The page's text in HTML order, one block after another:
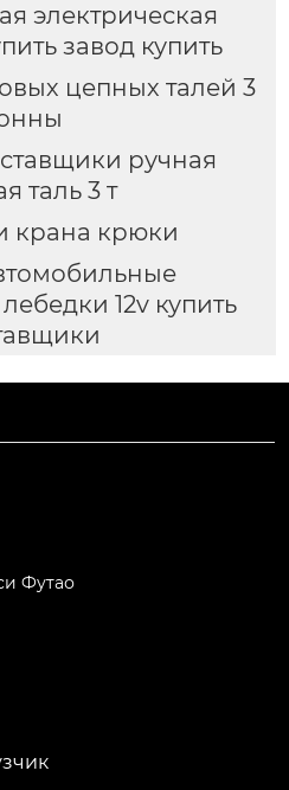
электрическая
завод купить
цепных талей 3
ручная
таль 3 т
крана крюки
12v купить
Футао